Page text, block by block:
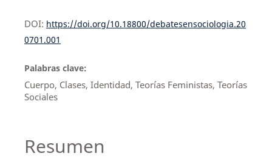
DOI: https://doi.org/10.18800/debatesensociologia.20
0701.001
Palabras clave:
Cuerpo, Clases, Identidad, Teorías Feministas, Teorías
Sociales
Resumen